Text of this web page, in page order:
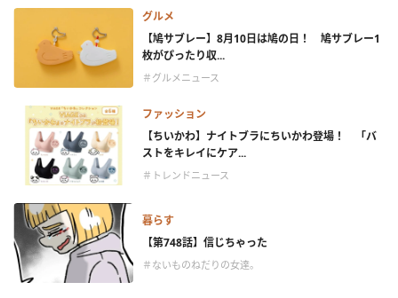
グルメ
【鳩サブレー】8月10日は鳩の日！ 鳩サブレー1
枚がぴったり収...
＃グルメニュース
ファッション
【ちいかわ】ナイトブラにちいかわ登場！ 「バ
ストをキレイにケア...
＃トレンドニュース
暮らす
【第748話】信じちゃった
＃ないものねだりの女達。